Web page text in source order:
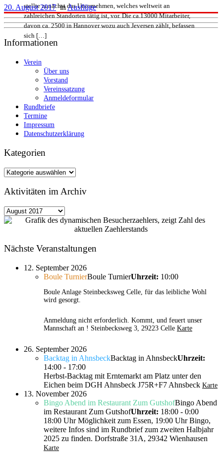
stellte zunächst das Unternehmen, welches weltweit an
zahlreichen Standorten tätig ist, vor. Die ca.13000 Mitarbeiter,
davon ca. 2500 in Hannover wozu auch Jeversen zählt, befassen
sich […]
20. August 2017inAusflüge
Informationen
Verein
Über uns
Vorstand
Vereinssatzung
Anmeldeformular
Rundbriefe
Termine
Impressum
Datenschutzerklärung
Kategorien
Kategorien
Aktivitäten im Archiv
Aktivitäten
im
Nächste Veranstaltungen
12. September 2026
Boule TurnierBoule TurnierUhrzeit: 10:00
Boule Anlage Steinbecksweg Celle, für das leibliche Wohl
wird gesorgt.
Anmeldung nicht erforderlich. Kommt, und feuert unser
Mannschaft an ! Steinbecksweg 3, 29223 Celle Karte
26. September 2026
Backtag in AhnsbeckBacktag in AhnsbeckUhrzeit:
14:00 - 17:00
Herbst-Backtag mit Erntemarkt am Platz unter den
Eichen beim DGH Ahnsbeck J75R+F7 Ahnsbeck Karte
13. November 2026
Bingo Abend im Restaurant Zum GutshofBingo Abend
im Restaurant Zum GutshofUhrzeit: 18:00 - 0:00
18:00 Uhr Möglichkeit zum Essen, 19:00 Uhr Bingo,
weitere Infos sind im Rundbrief zum zweiten Halbjahr
2025 zu finden. Dorfstraße 31A, 29342 Wienhausen
Karte